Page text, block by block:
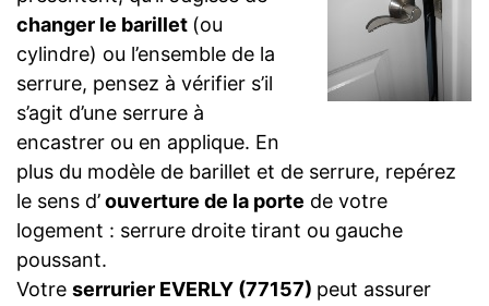
changer le barillet (ou
cylindre) ou l’ensemble de la
serrure, pensez à vérifier s’il
s’agit d’une serrure à
encastrer ou en applique. En
plus du modèle de barillet et de serrure, repérez
le sens d’ouverture de la porte de votre
logement : serrure droite tirant ou gauche
poussant.
Votre serrurier EVERLY (77157) peut assurer